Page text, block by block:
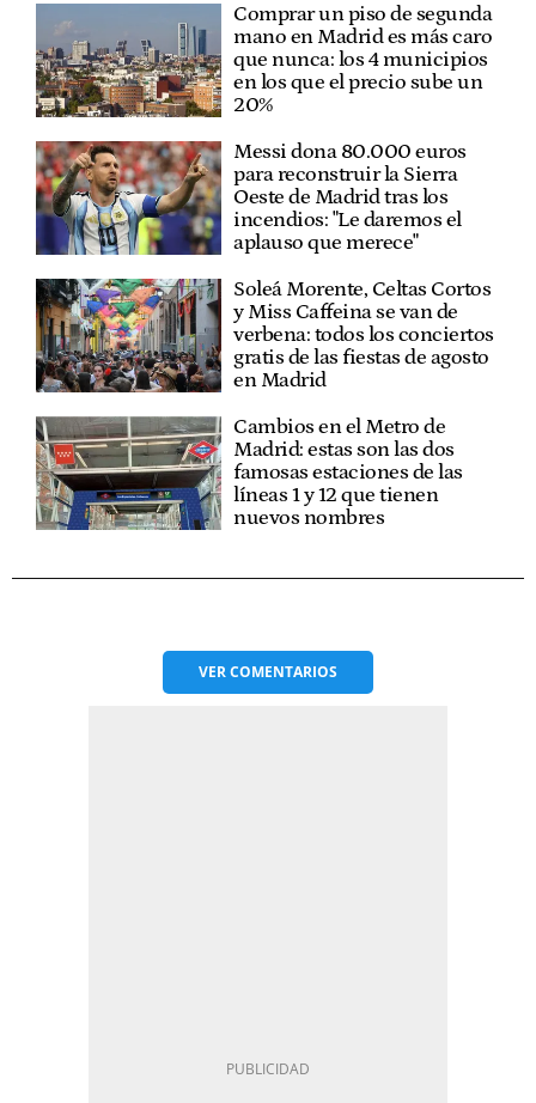
Comprar un piso de segunda
mano en Madrid es más caro
que nunca: los 4 municipios
en los que el precio sube un
20%
Messi dona 80.000 euros
para reconstruir la Sierra
Oeste de Madrid tras los
incendios: "Le daremos el
aplauso que merece"
Soleá Morente, Celtas Cortos
y Miss Caffeina se van de
verbena: todos los conciertos
gratis de las fiestas de agosto
en Madrid
Cambios en el Metro de
Madrid: estas son las dos
famosas estaciones de las
líneas 1 y 12 que tienen
nuevos nombres
VERCOMENTARIOS